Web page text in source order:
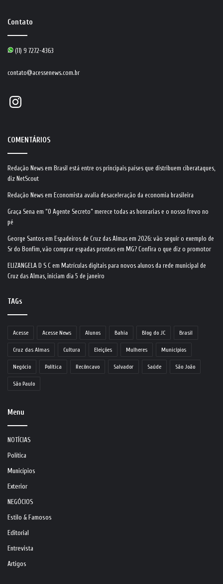
Contato
(11) 9 7272-4363
contato@acessenews.com.br
Instagram
COMENTÁRIOS
Redação News em Brasil está entre os principais países que distribuem ciberataques,
diz NetScout
Redação News em Economista avalia desaceleração da economia brasileira
Graça Sena em “O Agente Secreto” merece todas as honrarias e o nosso frevo no
pé
George Santos em Espadeiros de Cruz das Almas em 2026: vão seguir o exemplo de
Sr do Bonfim, vão comprar espadas prontas em MG? Confira o que diz o promotor
ELIZANGELA D S C em Matrículas digitais para novos alunos da rede municipal de
Cruz das Almas, iniciam dia 5 de janeiro
TAGs
Acesse Acesse News Alunos Bahia Blog do JC Brasil
Cruz das Almas Cultura Eleições Mulheres Municípios
Negócio Política Recôncavo Salvador Saúde São João
São Paulo
Menu
NOTÍCIAS
Política
Municípios
Exterior
NEGÓCIOS
Estilo & Famosos
Editorial
Entrevista
Artigos